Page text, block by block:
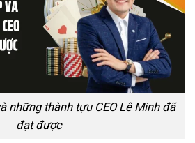
những thành tựu CEO Lê Minh đã
đạt được